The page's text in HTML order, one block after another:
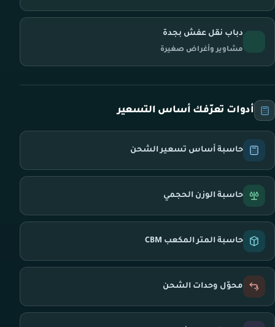
دباب نقل عفش بجدة
مشاوير وأغراض صغيرة
أدوات تعرّفك أساس التسعير
حاسبة أساس تسعير الشحن
حاسبة الوزن الحجمي
حاسبة المتر المكعب CBM
محوّل وحدات الشحن